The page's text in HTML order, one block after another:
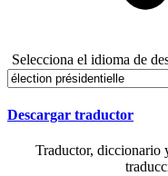
Selecciona el idioma de
Descargar traductor
Traductor, diccionario